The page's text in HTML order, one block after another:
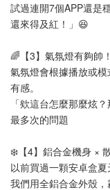
試過連開7個APP還是
還來得及紅！」😆
🌈【3】氣氛燈有夠帥
氣氛燈會根據播放或
有感。
「欸這台怎麼那麼炫
最多次的問題
❄️【4】鋁合金機身 ×
以前買過一顆安卓盒夏
我們用全鋁合金外殼